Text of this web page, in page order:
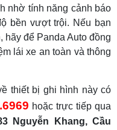
nhờ tính năng cảnh báo
bền vượt trội. Nếu bạn
hãy để Panda Auto đồng
lái xe an toàn và thông
thiết bị ghi hình này có
hoặc trực tiếp qua
Nguyễn Khang, Cầu